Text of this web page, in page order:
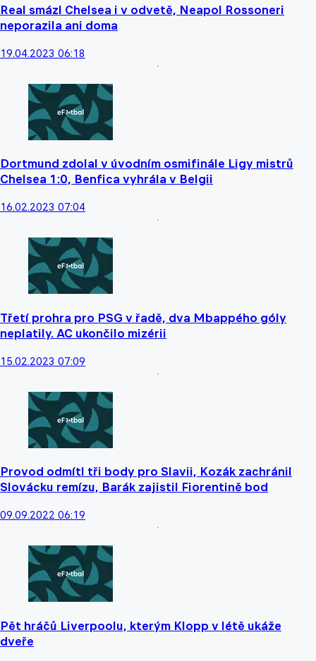
Real smázl Chelsea i v odvetě, Neapol Rossoneri
neporazila ani doma
19.04.2023 06:18
Dortmund zdolal v úvodním osmifinále Ligy mistrů
Chelsea 1:0, Benfica vyhrála v Belgii
16.02.2023 07:04
Třetí prohra pro PSG v řadě, dva Mbappého góly
neplatily. AC ukončilo mizérii
15.02.2023 07:09
Provod odmítl tři body pro Slavii, Kozák zachránil
Slovácku remízu, Barák zajistil Fiorentině bod
09.09.2022 06:19
Pět hráčů Liverpoolu, kterým Klopp v létě ukáže
dveře